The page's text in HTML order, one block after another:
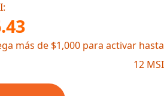
más de $1,000 para activar hasta
12 MSI